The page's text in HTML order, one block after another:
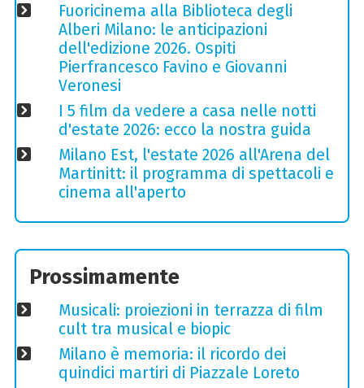
Fuoricinema alla Biblioteca degli
Alberi Milano: le anticipazioni
dell'edizione 2026. Ospiti
Pierfrancesco Favino e Giovanni
Veronesi
I 5 film da vedere a casa nelle notti
d'estate 2026: ecco la nostra guida
Milano Est, l'estate 2026 all'Arena del
Martinitt: il programma di spettacoli e
cinema all'aperto
Prossimamente
Musicali: proiezioni in terrazza di film
cult tra musical e biopic
Milano è memoria: il ricordo dei
quindici martiri di Piazzale Loreto